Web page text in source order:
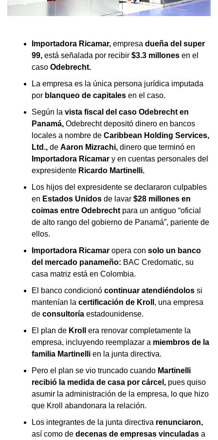
Importadora Ricamar, empresa dueña del super
99, está señalada por recibir $3.3 millones en el
caso Odebrecht.
La empresa es la única persona jurídica imputada
por blanqueo de capitales en el caso.
Según la vista fiscal del caso Odebrecht en
Panamá, Odebrecht depositó dinero en bancos
locales a nombre de Caribbean Holding Services,
Ltd., de Aaron Mizrachi, dinero que terminó en
Importadora Ricamar y en cuentas personales del
expresidente Ricardo Martinelli.
Los hijos del expresidente se declararon culpables
en Estados Unidos de lavar $28 millones en
coimas entre Odebrecht para un antiguo “oficial
de alto rango del gobierno de Panamá”, pariente de
ellos.
Importadora Ricamar opera con solo un banco
del mercado panameño: BAC Credomatic, su
casa matriz está en Colombia.
El banco condicionó continuar atendiéndolos si
mantenían la certificación de Kroll , una empresa
de consultoría estadounidense.
El plan de Kroll era renovar completamente la
empresa, incluyendo reemplazar a miembros de la
familia Martinelli en la junta directiva.
Pero el plan se vio truncado cuando Martinelli
recibió la medida de casa por cárcel, pues quiso
asumir la administración de la empresa, lo que hizo
que Kroll abandonara la relación.
Los integrantes de la junta directiva renunciaron,
así como de decenas de empresas vinculadas a